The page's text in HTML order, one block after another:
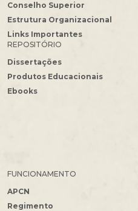
Conselho Superior
Estrutura Organizacional
Links Importantes
REPOSITÓRIO
Dissertações
Produtos Educacionais
Ebooks
FUNCIONAMENTO
APCN
Regimento